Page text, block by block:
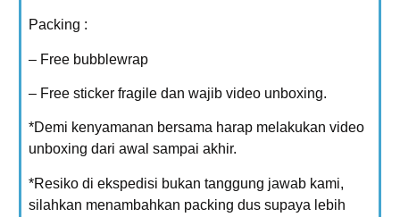
Packing :
– Free bubblewrap
– Free sticker fragile dan wajib video unboxing.
*Demi kenyamanan bersama harap melakukan video
unboxing dari awal sampai akhir.
*Resiko di ekspedisi bukan tanggung jawab kami,
silahkan menambahkan packing dus supaya lebih